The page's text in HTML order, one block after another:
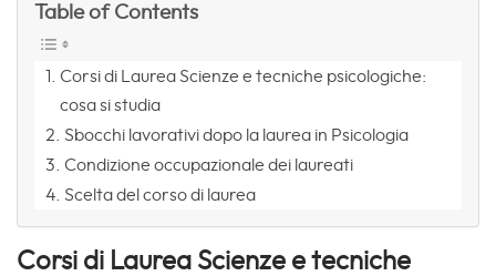
Table of Contents
Corsi di Laurea Scienze e tecniche psicologiche:
cosa si studia
Sbocchi lavorativi dopo la laurea in Psicologia
Condizione occupazionale dei laureati
Scelta del corso di laurea
Corsi di Laurea Scienze e tecniche